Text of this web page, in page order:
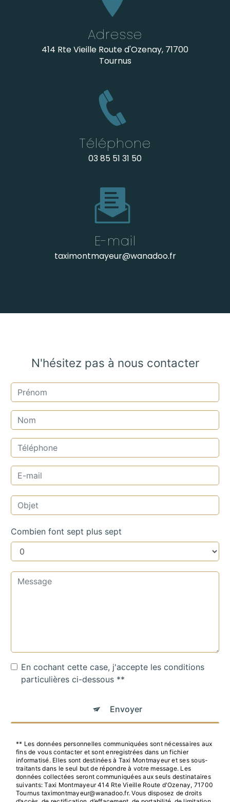
Adresse
414 Rte Vieille Route d'Ozenay, 71700
Tournus
Téléphone
03 85 51 31 50
E-mail
taximontmayeur@wanadoo.fr
N'hésitez pas à nous contacter
Combien font sept plus sept
En cochant cette case, j'accepte les conditions
particulières ci-dessous **
Envoyer
** Les données personnelles communiquées sont nécessaires aux
fins de vous contacter et sont enregistrées dans un fichier
informatisé. Elles sont destinées à Taxi Montmayeur et ses sous-
traitants dans le seul but de répondre à votre message. Les
données collectées seront communiquées aux seuls destinataires
suivants: Taxi Montmayeur 414 Rte Vieille Route d'Ozenay, 71700
Tournus taximontmayeur@wanadoo.fr. Vous disposez de droits